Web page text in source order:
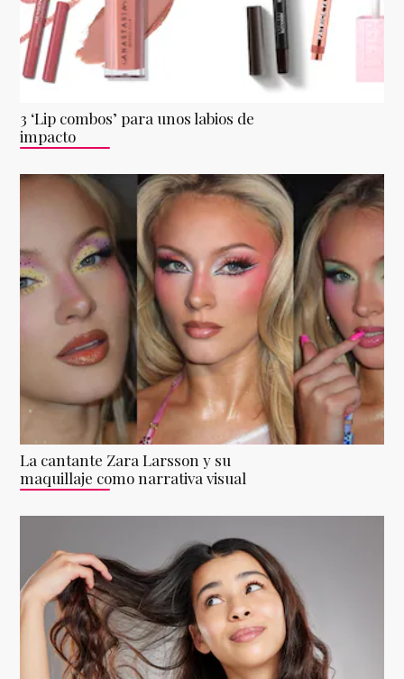
3 ‘Lip combos’ para unos labios de
impacto
La cantante Zara Larsson y su
maquillaje como narrativa visual